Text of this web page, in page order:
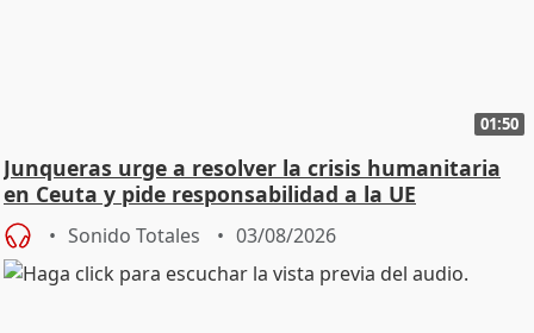
01:50
Junqueras urge a resolver la crisis humanitaria
en Ceuta y pide responsabilidad a la UE
Sonido Totales 03/08/2026